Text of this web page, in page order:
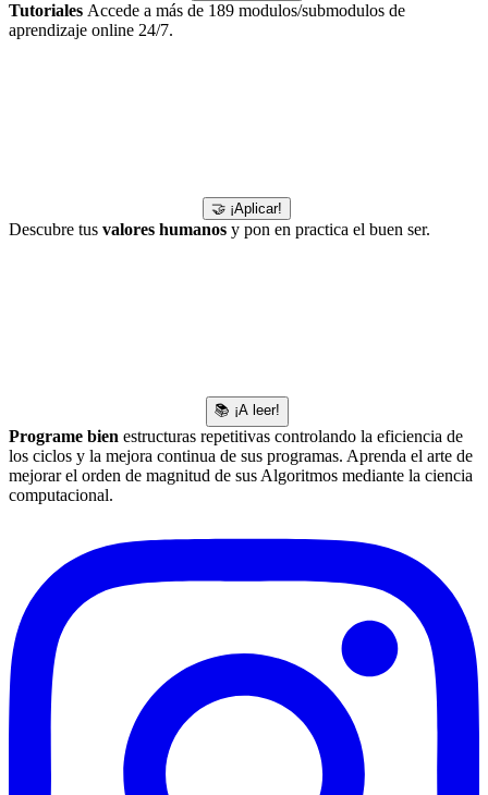
Tutoriales Accede a más de 189 modulos/submodulos de
aprendizaje online 24/7.
🤝 ¡Aplicar!
Descubre tus valores humanos y pon en practica el buen ser.
📚 ¡A leer!
Programe bien estructuras repetitivas controlando la eficiencia de
los ciclos y la mejora continua de sus programas. Aprenda el arte de
mejorar el orden de magnitud de sus Algoritmos mediante la ciencia
computacional.